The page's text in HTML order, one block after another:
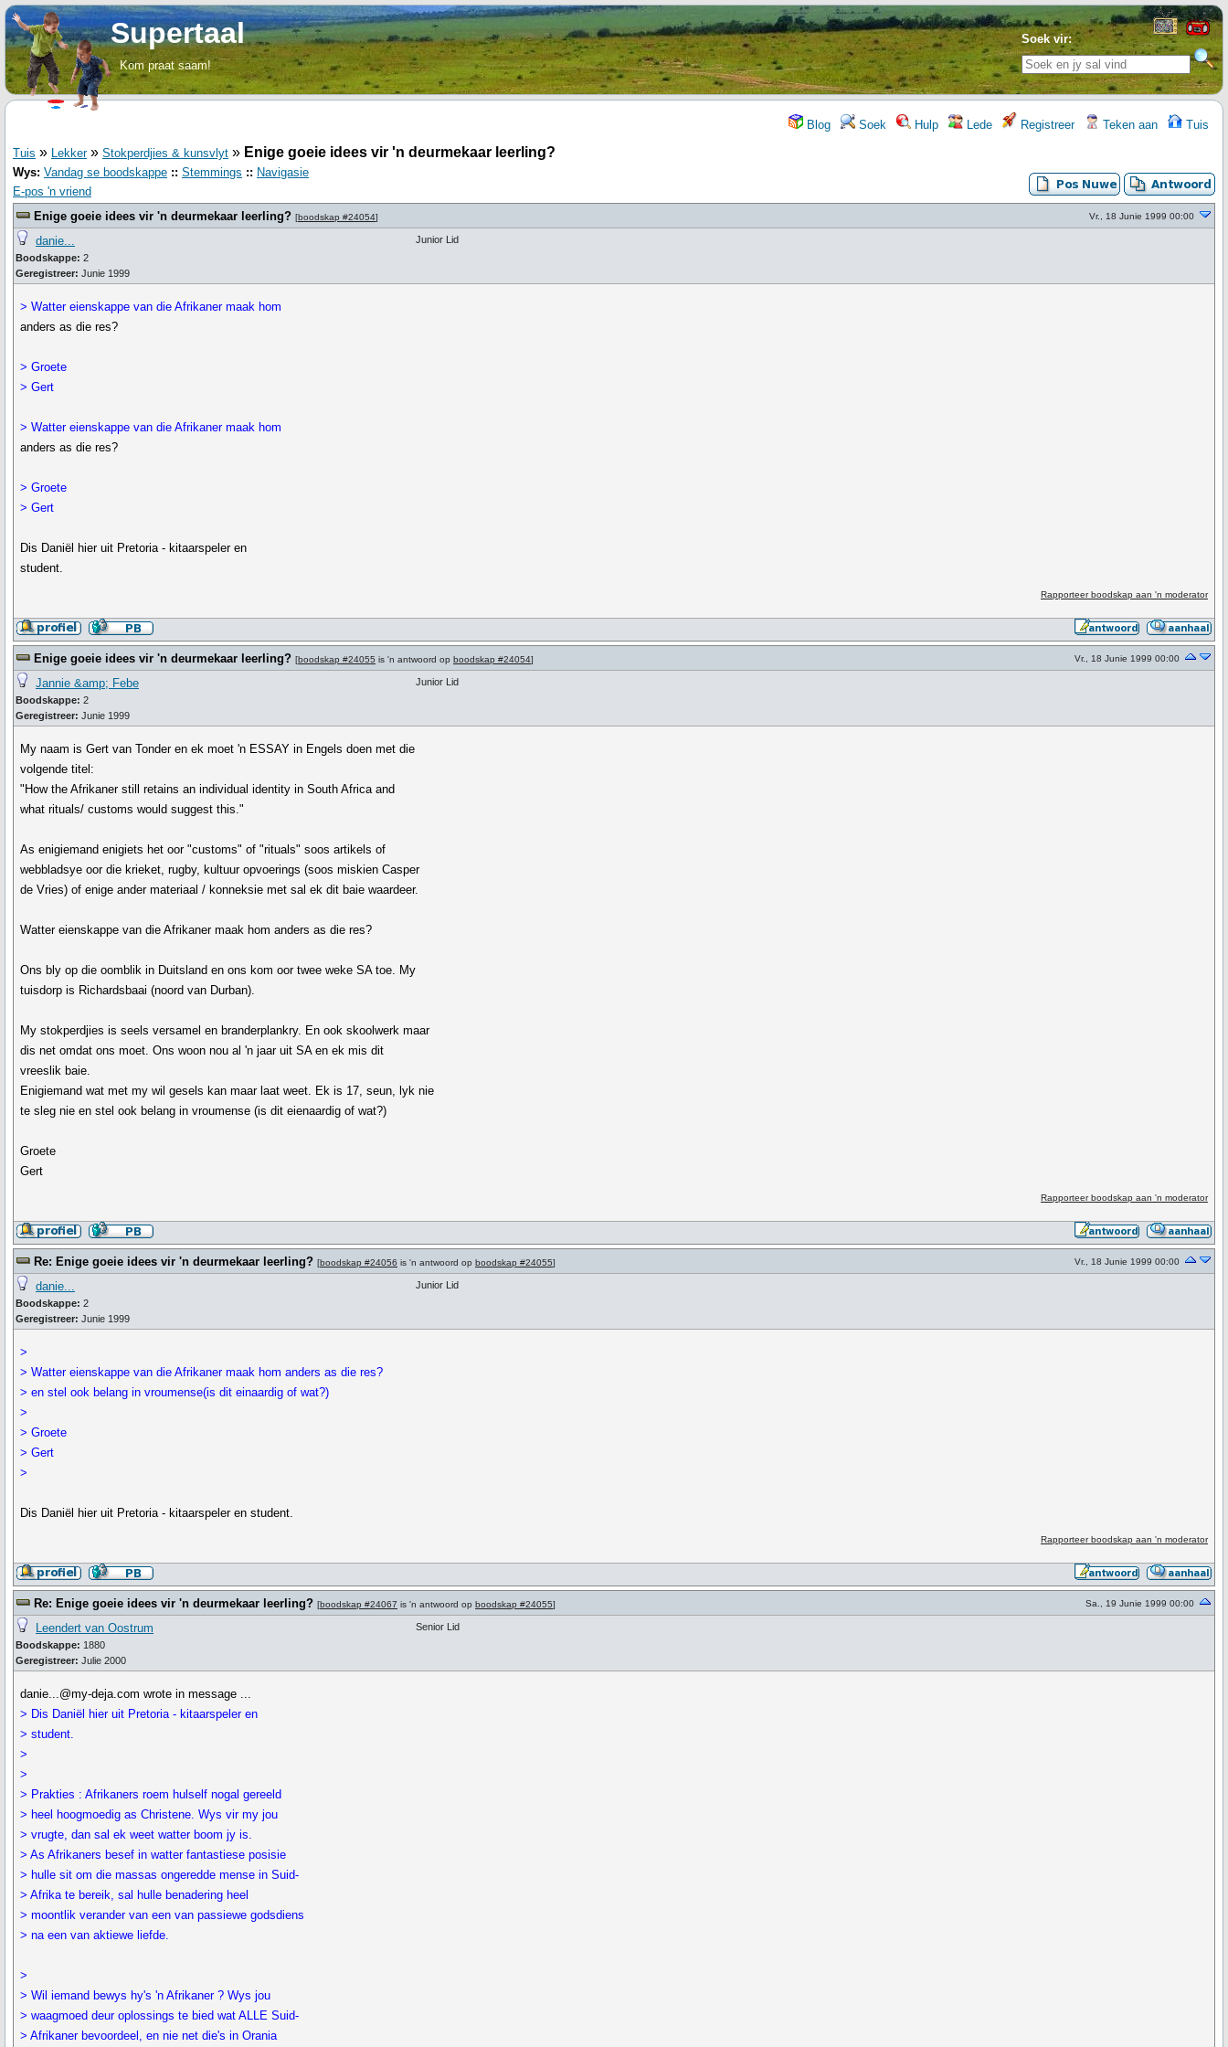
Soek vir:
Supertaal
Kom praat saam!
Blog Soek Hulp Lede Registreer Teken aan Tuis
Tuis » Lekker» Stokperdjies & kunsvlyt » Enige goeie idees vir 'n deurmekaar leerling?
Wys: Vandag se boodskappe :: Stemmings :: Navigasie
E-pos 'n vriend
Enige goeie idees vir 'n deurmekaar leerling? [boodskap #24054] Vr., 18 Junie 1999 00:00
danie...
Boodskappe: 2
Geregistreer: Junie 1999
Junior Lid
> Watter eienskappe van die Afrikaner maak hom
anders as die res?
> Groete
> Gert
> Watter eienskappe van die Afrikaner maak hom
anders as die res?
> Groete
> Gert
Dis Daniël hier uit Pretoria - kitaarspeler en
student.
Rapporteer boodskap aan 'n moderator
Enige goeie idees vir 'n deurmekaar leerling? [boodskap #24055 is 'n antwoord op boodskap #24054] Vr., 18 Junie 1999 00:00
Jannie &amp; Febe
Boodskappe: 2
Geregistreer: Junie 1999
Junior Lid
My naam is Gert van Tonder en ek moet 'n ESSAY in Engels doen met die
volgende titel:
"How the Afrikaner still retains an individual identity in South Africa and
what rituals/ customs would suggest this."
As enigiemand enigiets het oor "customs" of "rituals" soos artikels of
webbladsye oor die krieket, rugby, kultuur opvoerings (soos miskien Casper
de Vries) of enige ander materiaal / konneksie met sal ek dit baie waardeer.
Watter eienskappe van die Afrikaner maak hom anders as die res?
Ons bly op die oomblik in Duitsland en ons kom oor twee weke SA toe. My
tuisdorp is Richardsbaai (noord van Durban).
My stokperdjies is seels versamel en branderplankry. En ook skoolwerk maar
dis net omdat ons moet. Ons woon nou al 'n jaar uit SA en ek mis dit
vreeslik baie.
Enigiemand wat met my wil gesels kan maar laat weet. Ek is 17, seun, lyk nie
te sleg nie en stel ook belang in vroumense (is dit eienaardig of wat?)
Groete
Gert
Rapporteer boodskap aan 'n moderator
Re: Enige goeie idees vir 'n deurmekaar leerling? [boodskap #24056 is 'n antwoord op boodskap #24055] Vr., 18 Junie 1999 00:00
danie...
Boodskappe: 2
Geregistreer: Junie 1999
Junior Lid
>
> Watter eienskappe van die Afrikaner maak hom anders as die res?
> en stel ook belang in vroumense(is dit einaardig of wat?)
>
> Groete
> Gert
>
Dis Daniël hier uit Pretoria - kitaarspeler en student.
Rapporteer boodskap aan 'n moderator
Re: Enige goeie idees vir 'n deurmekaar leerling? [boodskap #24067 is 'n antwoord op boodskap #24055] Sa., 19 Junie 1999 00:00
Leendert van Oostrum
Boodskappe: 1880
Geregistreer: Julie 2000
Senior Lid
danie...@my-deja.com wrote in message ...
> Dis Daniël hier uit Pretoria - kitaarspeler en
> student.
>
>
> Prakties : Afrikaners roem hulself nogal gereeld
> heel hoogmoedig as Christene. Wys vir my jou
> vrugte, dan sal ek weet watter boom jy is.
> As Afrikaners besef in watter fantastiese posisie
> hulle sit om die massas ongeredde mense in Suid-
> Afrika te bereik, sal hulle benadering heel
> moontlik verander van een van passiewe godsdiens
> na een van aktiewe liefde.
>
> Wil iemand bewys hy's 'n Afrikaner ? Wys jou
> waagmoed deur oplossings te bied wat ALLE Suid-
> Afrikaner bevoordeel, en nie net die's in Orania